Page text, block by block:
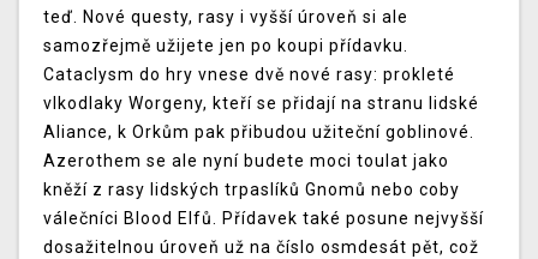
teď. Nové questy, rasy i vyšší úroveň si ale
samozřejmě užijete jen po koupi přídavku.
Cataclysm do hry vnese dvě nové rasy: prokleté
vlkodlaky Worgeny, kteří se přidají na stranu lidské
Aliance, k Orkům pak přibudou užiteční goblinové.
Azerothem se ale nyní budete moci toulat jako
kněží z rasy lidských trpaslíků Gnomů nebo coby
válečníci Blood Elfů. Přídavek také posune nejvyšší
dosažitelnou úroveň už na číslo osmdesát pět, což